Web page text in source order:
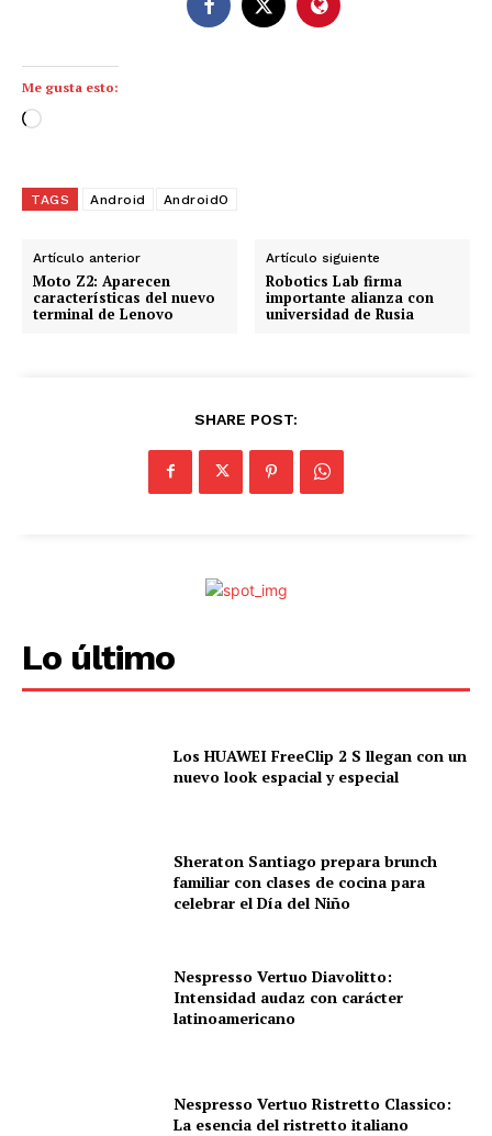
Me gusta esto:
C
g
n
d
o
TAGS Android AndroidO
Artículo anterior
Moto Z2: Aparecen
características del nuevo
terminal de Lenovo
Artículo siguiente
Robotics Lab firma
importante alianza con
universidad de Rusia
SHARE POST:
Lo último
Los HUAWEI FreeClip 2 S llegan con un
nuevo look espacial y especial
Sheraton Santiago prepara brunch
familiar con clases de cocina para
celebrar el Día del Niño
Nespresso Vertuo Diavolitto:
Intensidad audaz con carácter
latinoamericano
Nespresso Vertuo Ristretto Classico:
La esencia del ristretto italiano